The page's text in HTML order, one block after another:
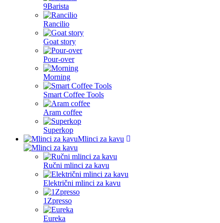
9Barista
Rancilio
Goat story
Pour-over
Morning
Smart Coffee Tools
Aram coffee
Superkop
Mlinci za kavu
Ručni mlinci za kavu
Električni mlinci za kavu
1Zpresso
Eureka